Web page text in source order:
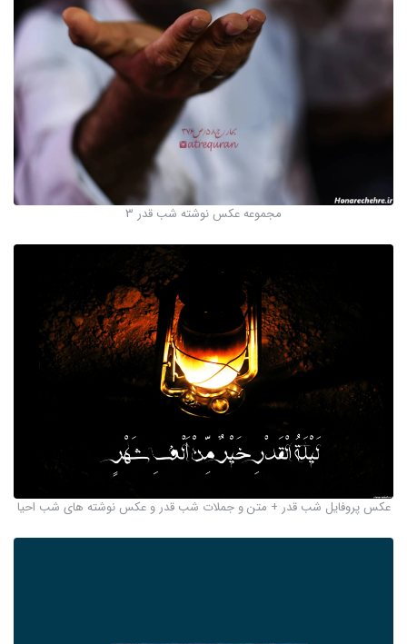
مجموعه عکس نوشته شب قدر 3
عکس پروفایل شب قدر + متن و جملات شب قدر و عکس نوشته های شب احیا